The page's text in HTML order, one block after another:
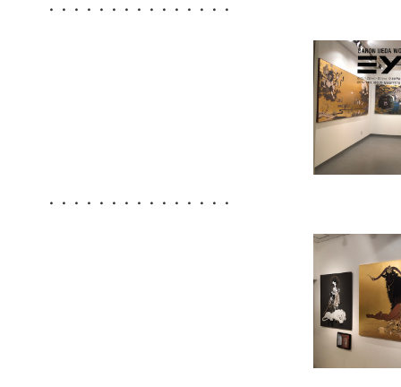
・・・・・・・・・・・・・・・
・・・・・・・・・・・・・・・